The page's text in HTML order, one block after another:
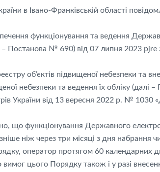
в Івано-Франківській області
функціонування та ведення
– Постанова № 690) від 07 липня 2023
об’єктів підвищеної небезпеки та
небезпеки та ведення їх обліку
України від 13 вересня 2022 р. № 1030
що функціонування Державного
ніж через три місяці з дня набрання
оператор протягом 60 календарних
вимог цього Порядку також і у разі